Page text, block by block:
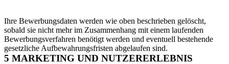
Ihre Bewerbungsdaten werden wie oben beschrieben gelöscht,
sobald sie nicht mehr im Zusammenhang mit einem laufenden
Bewerbungsverfahren benötigt werden und eventuell bestehende
gesetzliche Aufbewahrungsfristen abgelaufen sind.
5 MARKETING UND NUTZERERLEBNIS